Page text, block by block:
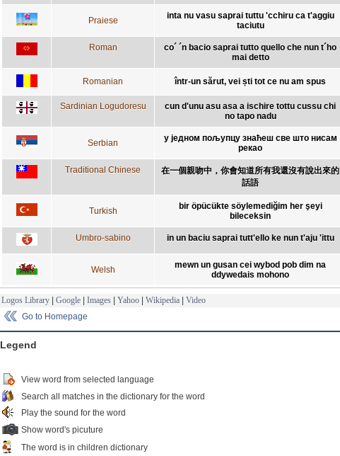
Praiese
inta nu vasu saprai tuttu 'cchiru ca t'aggiu
taciutu
Roman
co´ ´n bacio saprai tutto quello che nun t´ho
mai detto
Romanian într-un sărut, vei ști tot ce nu am spus
Sardinian Logudoresu
cun d'unu asu asa a ischire tottu cussu chi
no tapo nadu
Serbian
у једном пољупцу знаћеш све што нисам
рекао
Traditional Chinese
在一個親吻中，你會知道所有我還沒有說出來的
話語
Turkish
bir öpücükte söylemediğim her şeyi
bileceksin
Umbro-sabino in un baciu saprai tutt'ello ke nun t'aju 'ittu
Welsh
mewn un gusan cei wybod pob dim na
ddywedais mohono
Logos Library | Google | Images | Yahoo | Wikipedia | Video
Go to Homepage
Legend
View word from selected language
Search all matches in the dictionary for the word
Play the sound for the word
Show word's picuture
The word is in children dictionary